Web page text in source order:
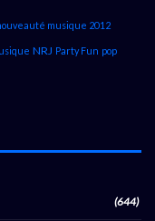
musique 2012
NRJ Party Fun pop
(644)